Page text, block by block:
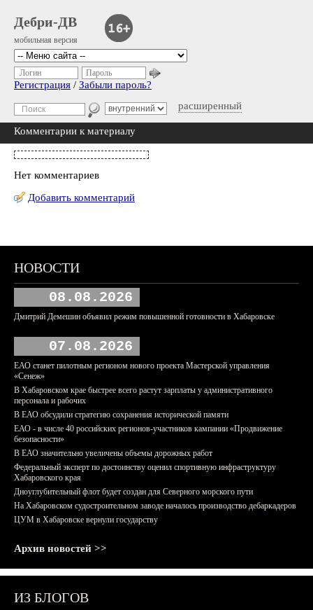
Дебри-ДВ
мобильная версия
расширенный
Логин Пароль
Регистрация / Забыли пароль?
Комментарии к материалу
Нет комментариев
Добавить комментарий
НОВОСТИ
08.08.2026
Дмитрий Демешин объявил режим повышенной готовности в Хабаровске
07.08.2026
ЕАО станет пилотным регионом нового проекта Мастерской управления
«Сенеж»
В Хабаровском крае быстрее всего растут зарплаты у административного
персонала и рабочих
В ЕАО обсудили стратегию сохранения исторической памяти
ЕАО - в числе 40 российских регионов-участников кампании «Продвижение
безопасности»
В ЕАО значительно увеличены объемы дорожных работ
Федеральный эксперт по достоинству оценил спортивную инфраструктуру
Хабаровского края
Дноуглубительный флот будет создан для Северного морского пути
На Хабаровском судостроительном заводе началось производство дебаркадеров
ЦУМ в Хабаровске вернули государству
Архив новостей >>
ИЗ БЛОГОВ